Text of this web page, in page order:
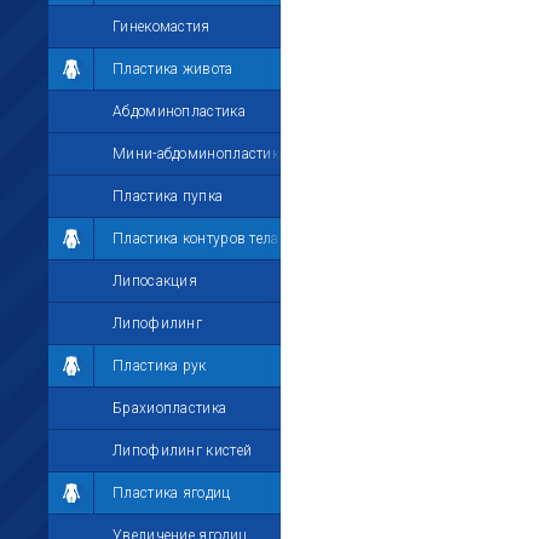
Гинекомастия
Пластика живота
Абдоминопластика
Мини-абдоминопластика
Пластика пупка
Пластика контуров тела
Липосакция
Липофилинг
Пластика рук
Брахиопластика
Липофилинг кистей
Пластика ягодиц
Увеличение ягодиц